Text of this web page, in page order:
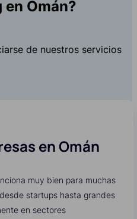
Omán?
de nuestros servicios
en Omán
muy bien para muchas
startups hasta grandes
en sectores